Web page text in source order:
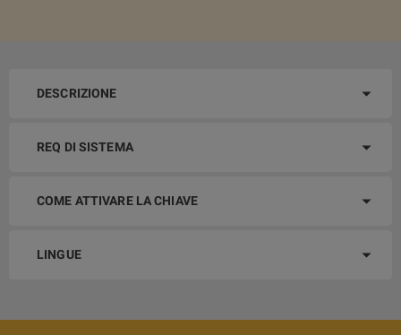
DESCRIZIONE
REQ DI SISTEMA
COME ATTIVARE LA CHIAVE
LINGUE